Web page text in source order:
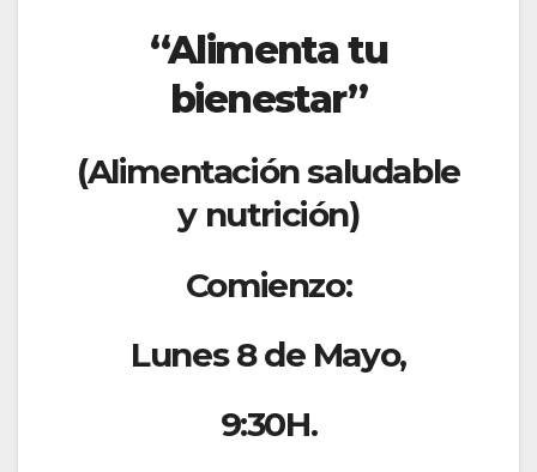
“Alimenta tu
bienestar”
(Alimentación saludable
y nutrición)
Comienzo:
Lunes 8 de Mayo,
9:30H.